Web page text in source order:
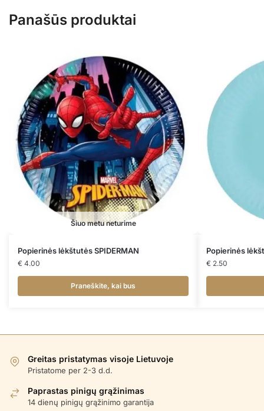
Panašūs produktai
Šiuo metu neturime
Popierinės lėkštutės SPIDERMAN
€ 4.00
Praneškite, kai bus
Popierinės
€ 2.50
Greitas pristatymas visoje Lietuvoje
Pristatome per 2-3 d.d.
Paprastas pinigų grąžinimas
14 dienų pinigų grąžinimo garantija